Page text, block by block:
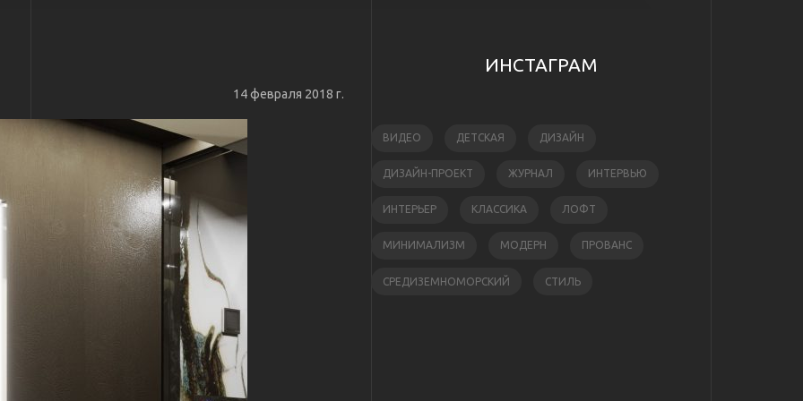
14 февраля 2018 г.
ИНСТАГРАМ
ВИДЕО ДЕТСКАЯ ДИЗАЙН
ДИЗАЙН-ПРОЕКТ ЖУРНАЛ ИНТЕРВЬЮ
ИНТЕРЬЕР КЛАССИКА ЛОФТ
МИНИМАЛИЗМ МОДЕРН ПРОВАНС
СРЕДИЗЕМНОМОРСКИЙ СТИЛЬ